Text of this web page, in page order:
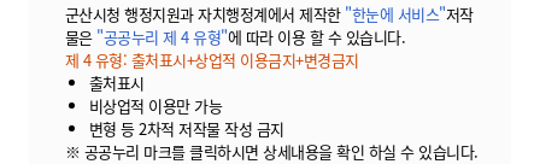
군산시청 행정지원과 자치행정계에서 제작한 "한눈에 서비스"저작
물은 "공공누리 제 4 유형"에 따라 이용 할 수 있습니다.
제 4 유형: 출처표시+상업적 이용금지+변경금지
출처표시
비상업적 이용만 가능
변형 등 2차적 저작물 작성 금지
※ 공공누리 마크를 클릭하시면 상세내용을 확인 하실 수 있습니다.